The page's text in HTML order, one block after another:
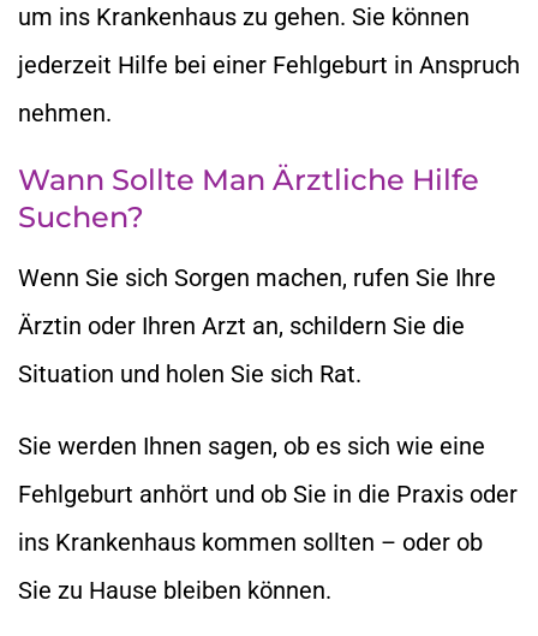
um ins Krankenhaus zu gehen. Sie können
jederzeit Hilfe bei einer Fehlgeburt in Anspruch
nehmen.
Wann Sollte Man Ärztliche Hilfe
Suchen?
Wenn Sie sich Sorgen machen, rufen Sie Ihre
Ärztin oder Ihren Arzt an, schildern Sie die
Situation und holen Sie sich Rat.
Sie werden Ihnen sagen, ob es sich wie eine
Fehlgeburt anhört und ob Sie in die Praxis oder
ins Krankenhaus kommen sollten – oder ob
Sie zu Hause bleiben können.